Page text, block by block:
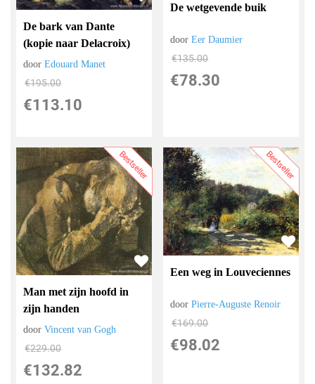
De bark van Dante
(kopie naar Delacroix)
doorEdouard Manet
€195.00
€113.10
De wetgevende buik
doorEer Daumier
€135.00
€78.30
Bestseller
Man met zijn hoofd in
zijn handen
doorVincent van Gogh
€229.00
€132.82
Bestseller
Een weg in Louveciennes
doorPierre-Auguste Renoir
€169.00
€98.02